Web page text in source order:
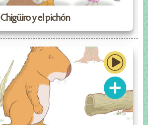
Chigüiro y el pichón